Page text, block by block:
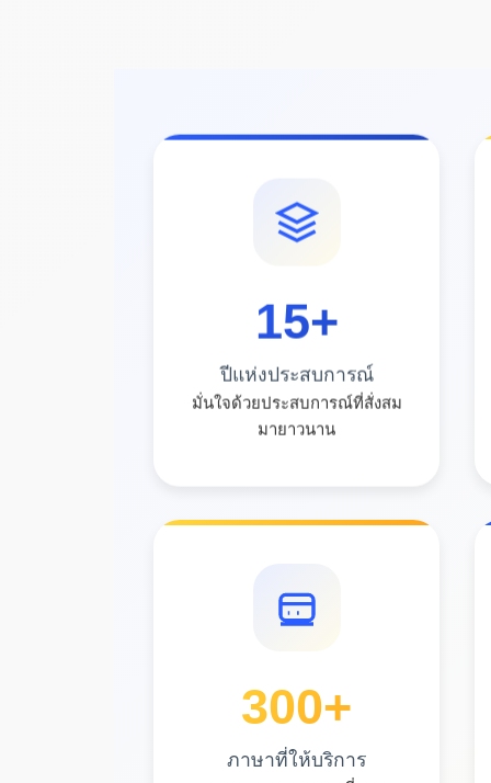
15+
ปีแห่งประสบการณ์
มั่นใจด้วยประสบการณ์ที่สั่งสม
มายาวนาน
300+
ภาษาที่ให้บริการ